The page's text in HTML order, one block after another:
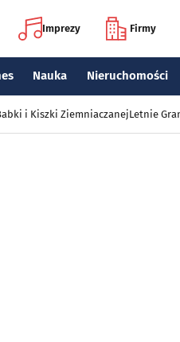
Imprezy Firmy
Nauka Nieruchomości
i Kiszki ZiemniaczanejLetnie